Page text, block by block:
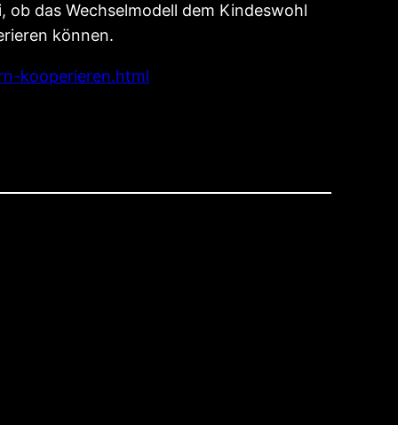
das Wechselmodell dem Kindeswohl
können.
kooperieren.html